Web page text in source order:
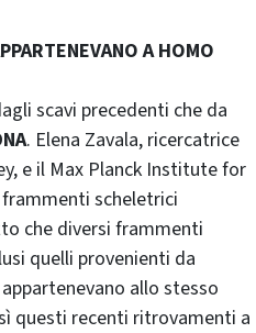
A HOMO
scavi precedenti che da
. Elena Zavala, ricercatrice
e il Max Planck Institute for
scheletrici
che diversi frammenti
quelli provenienti da
allo stesso
questi recenti ritrovamenti a